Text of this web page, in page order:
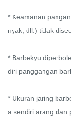
* Keamanan
nyak, dll.) tidak
* Barbekyu
diri panggangan
* Ukuran jaring
a sendiri arang dan